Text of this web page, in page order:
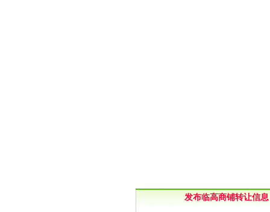
发布临高商铺转让信息